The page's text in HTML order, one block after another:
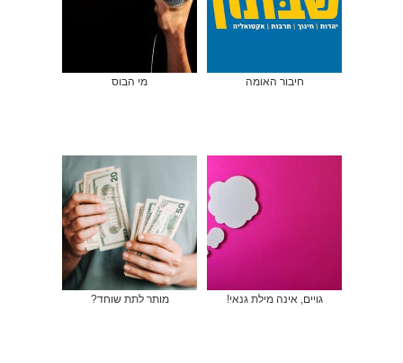
חיבור האומה מי הבוס
גויים, אינה מילת גנאי! מותר לתת שוחד?